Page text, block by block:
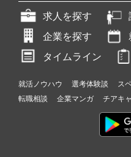
求人を探す
企業を探す
タイムライン
就活ノウハウ 選考体験談 ス
転職相談
企業マンガ チアキ